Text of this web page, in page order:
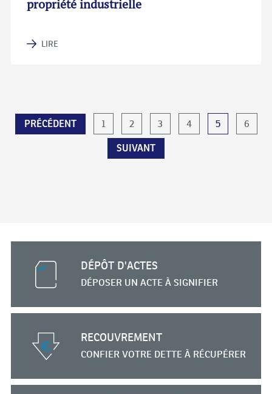
propriété industrielle
LIRE
PAGINATION
PRÉCÉDENT 1 2 3 4 5 6
SUIVANT
DÉPÔT D'ACTES
DÉPOSER UN ACTEÀ SIGNIFIER
RECOUVREMENT
CONFIER VOTRE DETTEÀ RÉCUPÉRER